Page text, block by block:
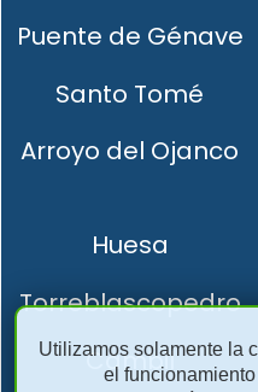
Puente de Génave
Santo Tomé
Arroyo del Ojanco
Huesa
Torreblascopedro
Cambil
Utilizamos solamente la
el